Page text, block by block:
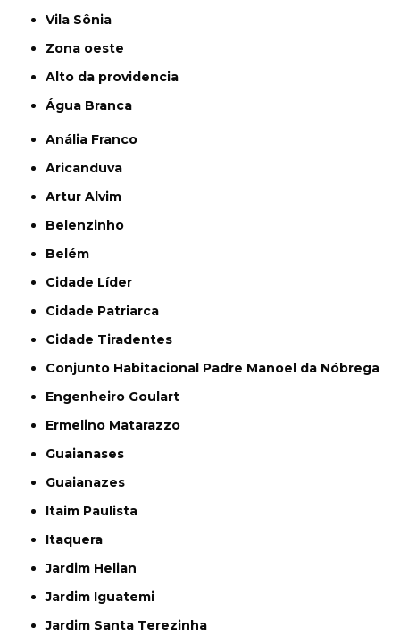
Vila Sônia
Zona oeste
alto da providencia
Água Branca
Anália Franco
Aricanduva
Artur Alvim
Belenzinho
Belém
Cidade Líder
Cidade Patriarca
Cidade Tiradentes
Conjunto Habitacional Padre Manoel da Nóbrega
Engenheiro Goulart
Ermelino Matarazzo
Guaianases
Guaianazes
Itaim Paulista
Itaquera
Jardim Helian
Jardim Iguatemi
Jardim Santa Terezinha